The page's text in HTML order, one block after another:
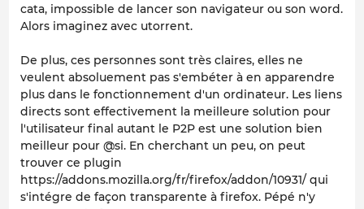
cata, impossible de lancer son navigateur ou son word.
Alors imaginez avec utorrent.
De plus, ces personnes sont très claires, elles ne
veulent absoluement pas s'embéter à en apparendre
plus dans le fonctionnement d'un ordinateur. Les liens
directs sont effectivement la meilleure solution pour
l'utilisateur final autant le P2P est une solution bien
meilleur pour @si. En cherchant un peu, on peut
trouver ce plugin
https://addons.mozilla.org/fr/firefox/addon/10931/ qui
s'intégre de façon transparente à firefox. Pépé n'y